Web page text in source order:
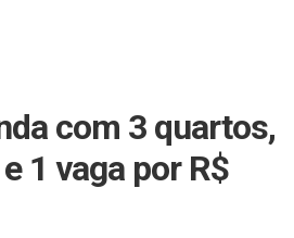
com 3 quartos,
1 vaga por R$